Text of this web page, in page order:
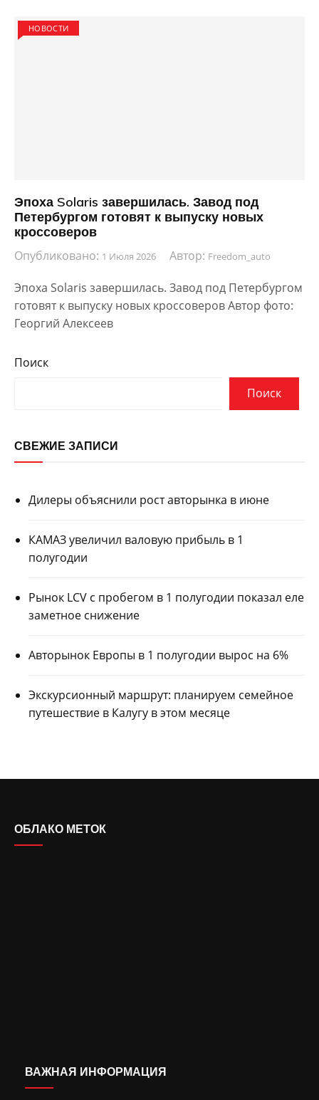
НОВОСТИ
Эпоха Solaris завершилась. Завод под
Петербургом готовят к выпуску новых
кроссоверов
Опубликовано: 1 Июля 2026 Автор: Freedom_auto
Эпоха Solaris завершилась. Завод под Петербургом
готовят к выпуску новых кроссоверов Автор фото:
Георгий Алексеев
Поиск
Поиск
СВЕЖИЕ ЗАПИСИ
Дилеры объяснили рост авторынка в июне
КАМАЗ увеличил валовую прибыль в 1
полугодии
Рынок LCV с пробегом в 1 полугодии показал еле
заметное снижение
Авторынок Европы в 1 полугодии вырос на 6%
Экскурсионный маршрут: планируем семейное
путешествие в Калугу в этом месяце
ОБЛАКО МЕТОК
ВАЖНАЯ ИНФОРМАЦИЯ